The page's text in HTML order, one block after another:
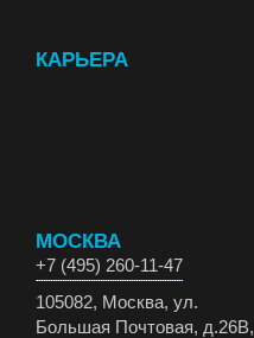
КАРЬЕРА
МОСКВА
+7 (495) 260-11-47
105082, Москва, ул.
Большая Почтовая, д.26В,